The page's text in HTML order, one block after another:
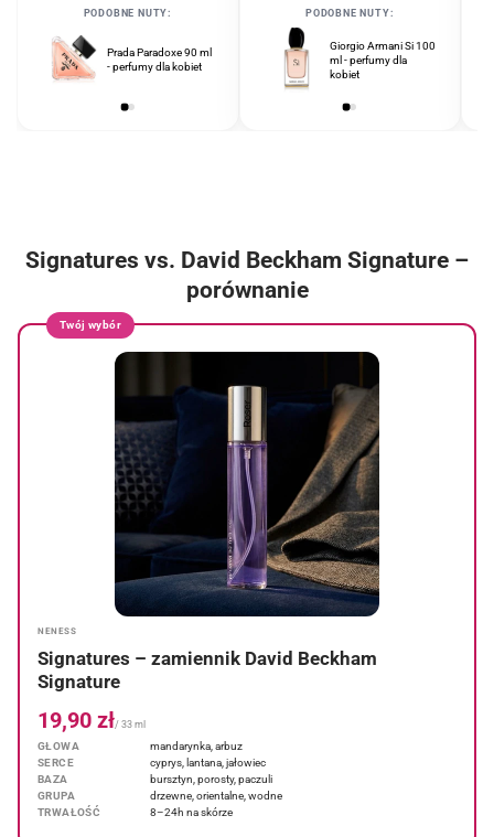
PODOBNE NUTY:
Prada Paradoxe 90 ml
- perfumy dla kobiet
Erba Pura Sospiro
Perfumes 100 ml
unisex - perfumy
unisex
PODOBNE NUTY:
Giorgio Armani Si 100
ml - perfumy dla
kobiet
Signatures vs. David Beckham Signature –
porównanie
Twój wybór
NENESS
Signatures – zamiennik David Beckham
Signature
19,90 zł/ 33 ml
GŁOWA
mandarynka, arbuz
SERCE
cyprys, lantana, jałowiec
BAZA
bursztyn, porosty, paczuli
GRUPA
drzewne, orientalne, wodne
TRWAŁOŚĆ
8–24h na skórze